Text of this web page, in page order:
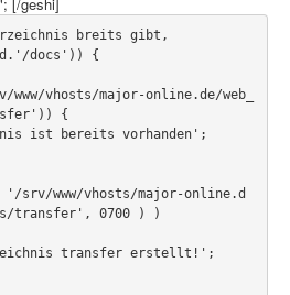
breits gibt,
{
transfer', 0700 ) )